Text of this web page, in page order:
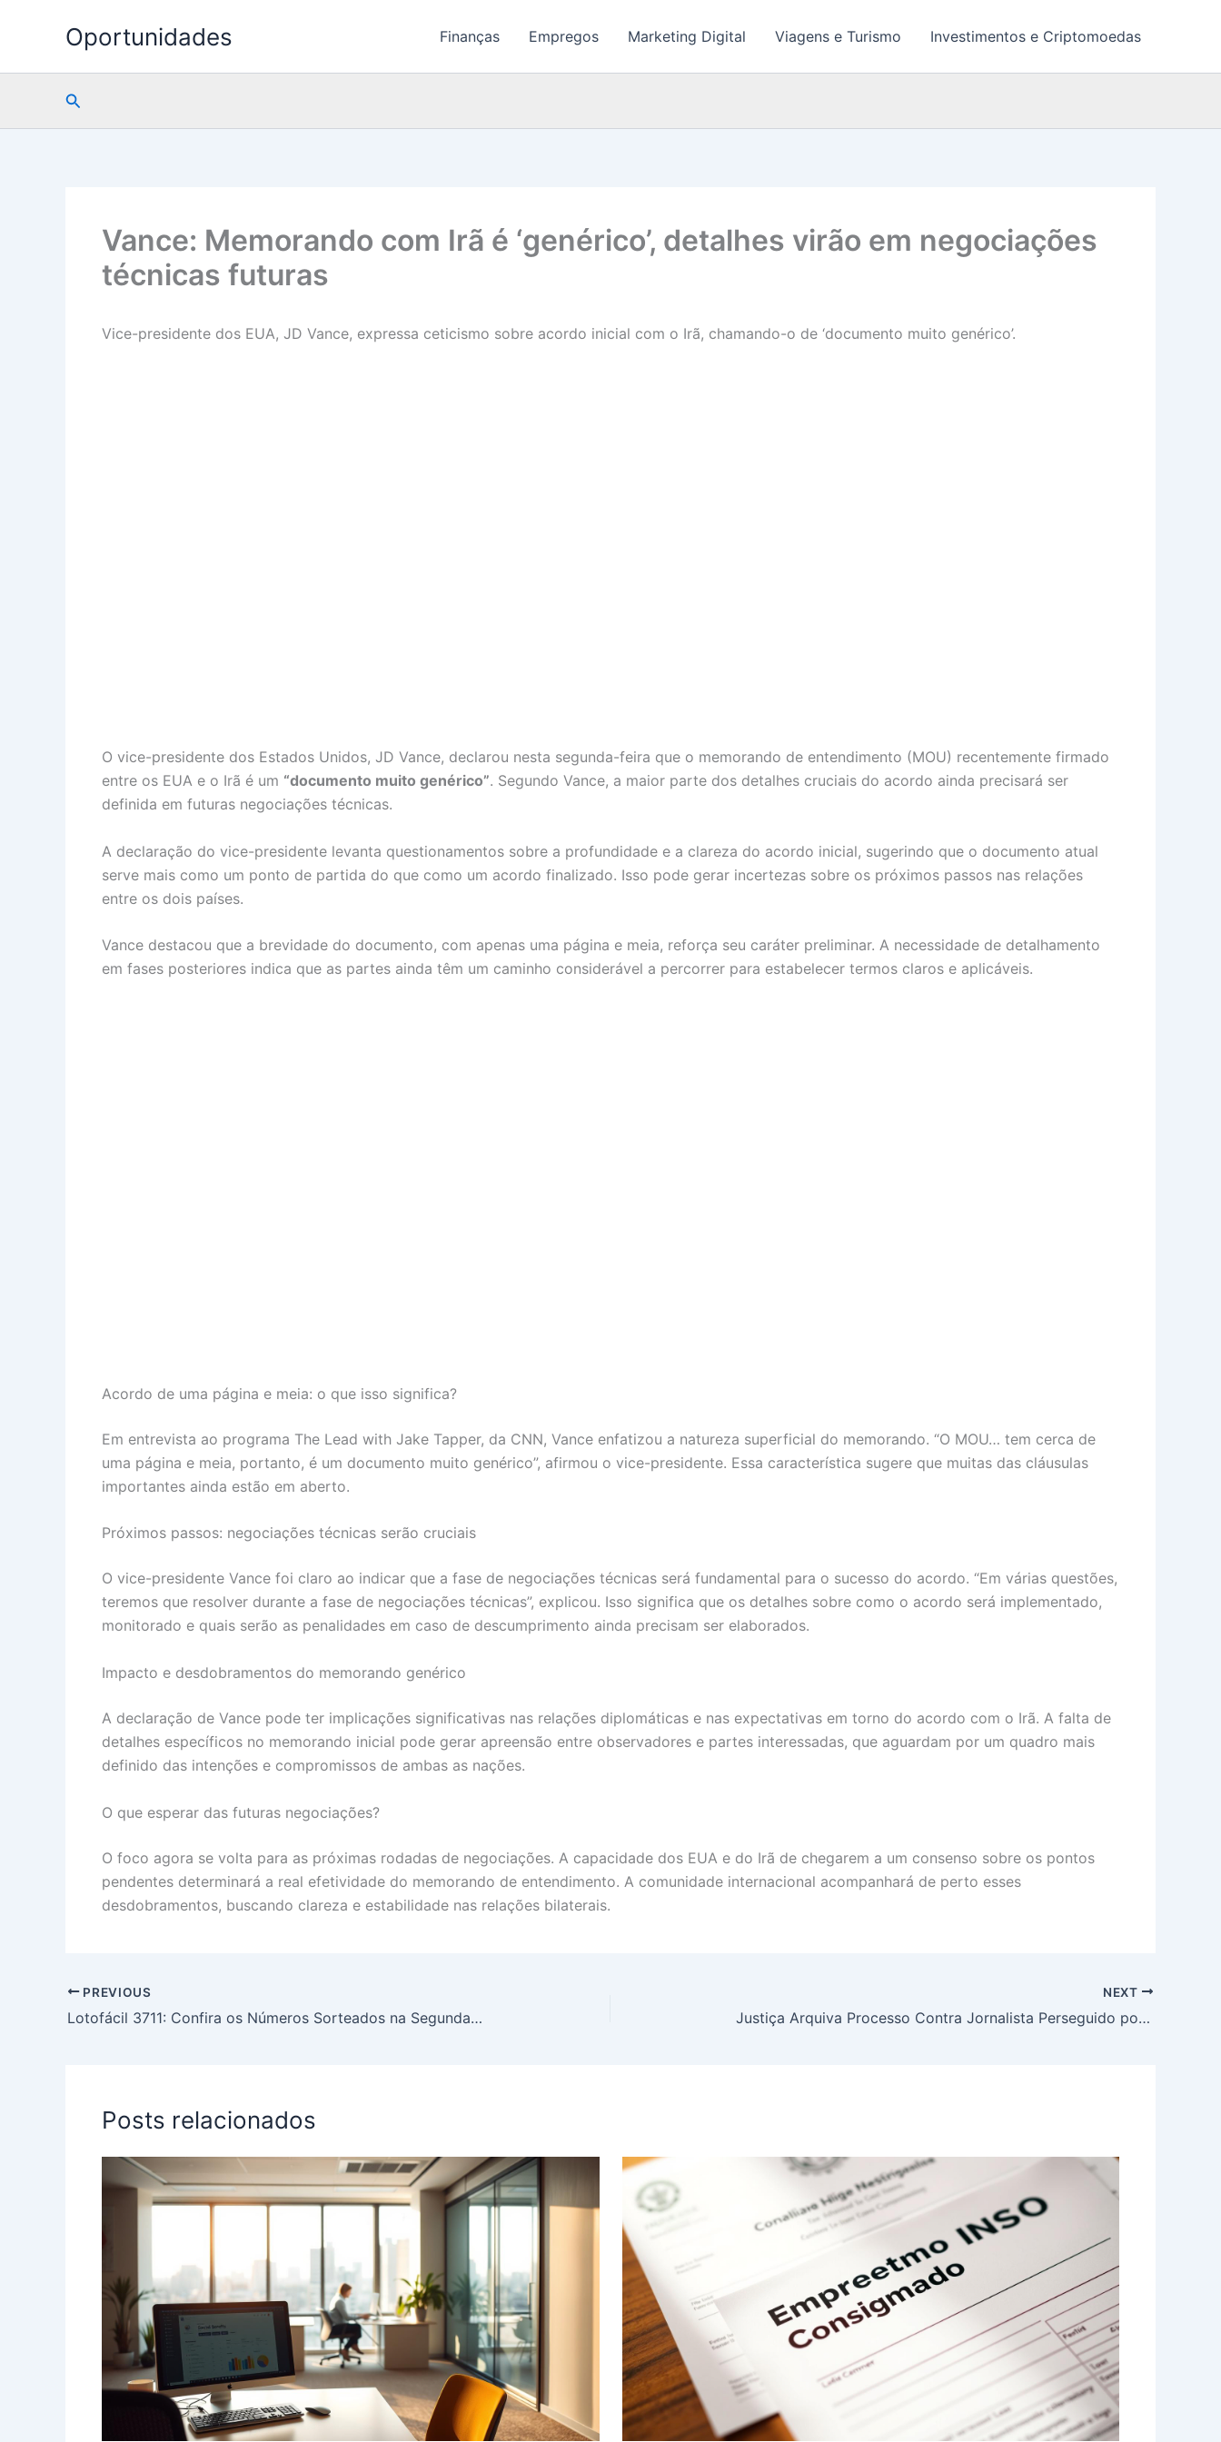
Oportunidades Finanças Empregos Marketing Digital Viagens e Turismo Investimentos e Criptomoedas
Pesquisar
Vance: Memorando com Irã é ‘genérico’, detalhes virão em negociações
técnicas futuras
Vice-presidente dos EUA, JD Vance, expressa ceticismo sobre acordo inicial com o Irã, chamando-o de ‘documento muito genérico’.
O vice-presidente dos Estados Unidos, JD Vance, declarou nesta segunda-feira que o memorando de entendimento (MOU) recentemente firmado
entre os EUA e o Irã é um “documento muito genérico”. Segundo Vance, a maior parte dos detalhes cruciais do acordo ainda precisará ser
definida em futuras negociações técnicas.
A declaração do vice-presidente levanta questionamentos sobre a profundidade e a clareza do acordo inicial, sugerindo que o documento atual
serve mais como um ponto de partida do que como um acordo finalizado. Isso pode gerar incertezas sobre os próximos passos nas relações
entre os dois países.
Vance destacou que a brevidade do documento, com apenas uma página e meia, reforça seu caráter preliminar. A necessidade de detalhamento
em fases posteriores indica que as partes ainda têm um caminho considerável a percorrer para estabelecer termos claros e aplicáveis.
Acordo de uma página e meia: o que isso significa?
Em entrevista ao programa The Lead with Jake Tapper, da CNN, Vance enfatizou a natureza superficial do memorando. “O MOU… tem cerca de
uma página e meia, portanto, é um documento muito genérico”, afirmou o vice-presidente. Essa característica sugere que muitas das cláusulas
importantes ainda estão em aberto.
Próximos passos: negociações técnicas serão cruciais
O vice-presidente Vance foi claro ao indicar que a fase de negociações técnicas será fundamental para o sucesso do acordo. “Em várias questões,
teremos que resolver durante a fase de negociações técnicas”, explicou. Isso significa que os detalhes sobre como o acordo será implementado,
monitorado e quais serão as penalidades em caso de descumprimento ainda precisam ser elaborados.
Impacto e desdobramentos do memorando genérico
A declaração de Vance pode ter implicações significativas nas relações diplomáticas e nas expectativas em torno do acordo com o Irã. A falta de
detalhes específicos no memorando inicial pode gerar apreensão entre observadores e partes interessadas, que aguardam por um quadro mais
definido das intenções e compromissos de ambas as nações.
O que esperar das futuras negociações?
O foco agora se volta para as próximas rodadas de negociações. A capacidade dos EUA e do Irã de chegarem a um consenso sobre os pontos
pendentes determinará a real efetividade do memorando de entendimento. A comunidade internacional acompanhará de perto esses
desdobramentos, buscando clareza e estabilidade nas relações bilaterais.
PREVIOUS
Lotofácil 3711: Confira os Números Sorteados na Segunda-feira (15) e Descubra se Você é o Novo Milionário
NEXT
Justiça Arquiva Processo Contra Jornalista Perseguido por Carla Zambelli Após Arrecadação Popular
Posts relacionados